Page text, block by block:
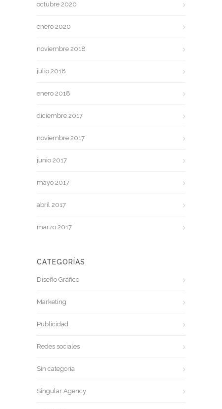
octubre 2020
enero 2020
noviembre 2018
julio 2018
enero 2018
diciembre 2017
noviembre 2017
junio 2017
mayo 2017
abril 2017
marzo 2017
CATEGORÍAS
Diseño Gráfico
Marketing
Publicidad
Redes sociales
Sin categoría
Singular Agency